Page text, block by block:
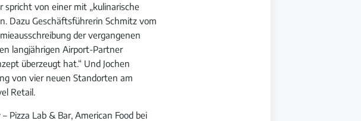
spricht von einer mit „kulinarische
Dazu Geschäftsführerin Schmitz vom
der vergangenen
langjährigen Airport-Partner
überzeugt hat.“ Und Jochen
von vier neuen Standorten am
Retail.
Pizza Lab & Bar, American Food bei